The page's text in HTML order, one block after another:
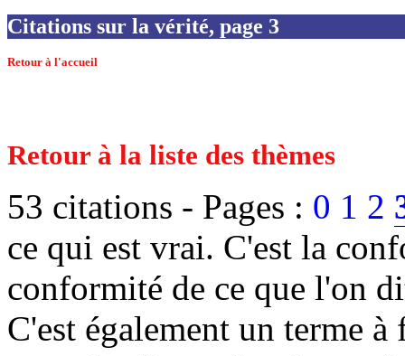
Citations sur la vérité, page 3
Retour à l'accueil
Retour à la liste des thèmes
53 citations - Pages : 0 1 2
ce qui est vrai. C'est la
conformité de ce que l'on
C'est également un terme